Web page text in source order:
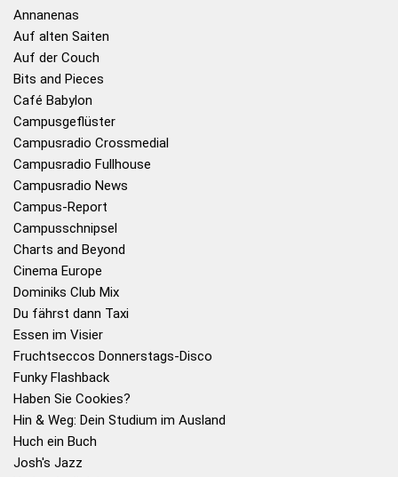
Annanenas
Auf alten Saiten
Auf der Couch
Bits and Pieces
Café Babylon
Campusgeflüster
Campusradio Crossmedial
Campusradio Fullhouse
Campusradio News
Campus-Report
Campusschnipsel
Charts and Beyond
Cinema Europe
Dominiks Club Mix
Du fährst dann Taxi
Essen im Visier
Fruchtseccos Donnerstags-Disco
Funky Flashback
Haben Sie Cookies?
Hin & Weg: Dein Studium im Ausland
Huch ein Buch
Josh's Jazz